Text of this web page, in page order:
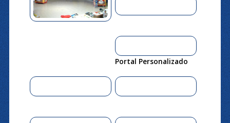
Portal Personalizado